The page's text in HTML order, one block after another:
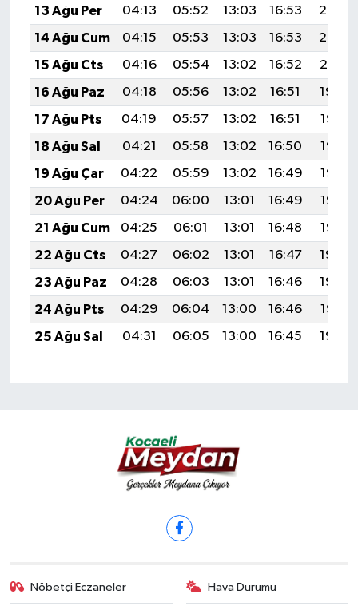
13 Ağu Per
04:13 05:52 13:03 16:53
20:03
14 Ağu Cum
04:15 05:53 13:03 16:53
20:02
15 Ağu Cts
04:16 05:54 13:02 16:52
20:01
16 Ağu Paz
04:18 05:56 13:02 16:51
19:59
17 Ağu Pts
04:19 05:57 13:02 16:51
19:58
18 Ağu Sal
04:21 05:58 13:02 16:50
19:56
19 Ağu Çar
04:22 05:59 13:02 16:49
19:55
20 Ağu Per
04:24 06:00 13:01 16:49
19:53
21 Ağu Cum
04:25 06:01 13:01 16:48
19:52
22 Ağu Cts
04:27 06:02 13:01 16:47
19:50
23 Ağu Paz
04:28 06:03 13:01 16:46
19:49
24 Ağu Pts
04:29 06:04 13:00 16:46
19:47
25 Ağu Sal
04:31 06:05 13:00 16:45 19:46
Nöbetçi Eczaneler Hava Durumu